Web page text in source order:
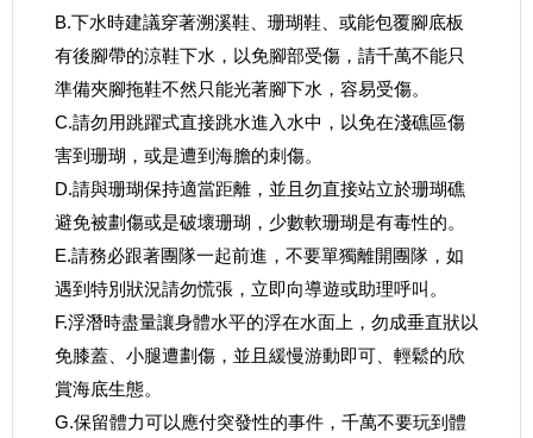
B.下水時建議穿著溯溪鞋、珊瑚鞋、或能包覆腳底板
有後腳帶的涼鞋下水，以免腳部受傷，請千萬不能只
準備夾腳拖鞋不然只能光著腳下水，容易受傷。
C.請勿用跳躍式直接跳水進入水中，以免在淺礁區傷
害到珊瑚，或是遭到海膽的刺傷。
D.請與珊瑚保持適當距離，並且勿直接站立於珊瑚礁
避免被劃傷或是破壞珊瑚，少數軟珊瑚是有毒性的。
E.請務必跟著團隊一起前進，不要單獨離開團隊，如
遇到特別狀況請勿慌張，立即向導遊或助理呼叫。
F.浮潛時盡量讓身體水平的浮在水面上，勿成垂直狀以
免膝蓋、小腿遭劃傷，並且緩慢游動即可、輕鬆的欣
賞海底生態。
G.保留體力可以應付突發性的事件，千萬不要玩到體